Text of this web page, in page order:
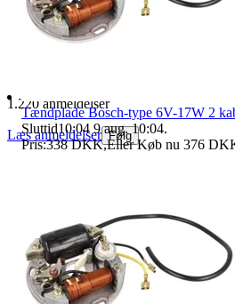
1.220 anmeldelser
Læs anmeldelser Følg
Tændplade Bosch-type 6V-17W 2
Sluttid10:04 9 aug. 10:04.
Pris:338 DKK,Eller Køb nu 376